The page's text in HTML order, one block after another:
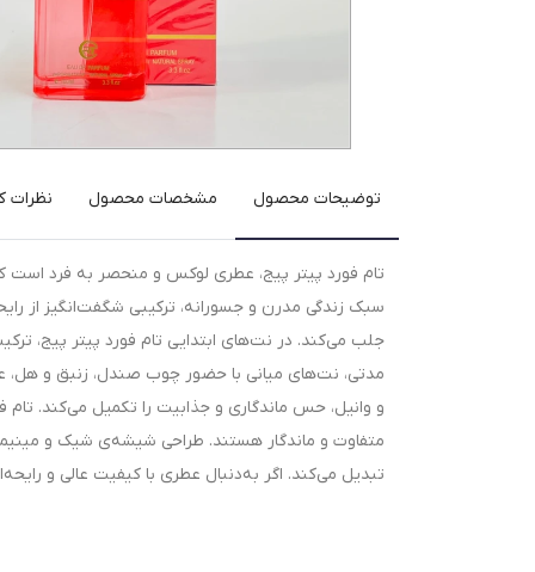
توضیحات محصول مشخصات محصول نظرات
تام فورد پیتر پیج، عطری لوکس و منحصر به فرد است
سبک زندگی مدرن و جسورانه، ترکیبی شگفت‌انگیز از
جلب می‌کند. در نت‌های ابتدایی تام فورد پیتر پیج،
مدتی، نت‌های میانی با حضور چوب صندل، زنبق و
و وانیل، حس ماندگاری و جذابیت را تکمیل می‌کند. تام
متفاوت و ماندگار هستند. طراحی شیشه‌ی شیک و
تبدیل می‌کند. اگر به‌دنبال عطری با کیفیت عالی و